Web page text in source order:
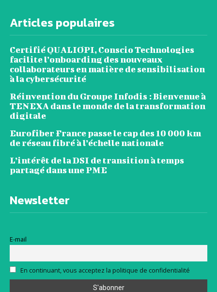
Articles populaires
Certifié QUALIOPI, Conscio Technologies
facilite l’onboarding des nouveaux
collaborateurs en matière de sensibilisation
à la cybersécurité
Réinvention du Groupe Infodis : Bienvenue à
TENEXA dans le monde de la transformation
digitale
Eurofiber France passe le cap des 10 000 km
de réseau fibré à l’échelle nationale
L’intérêt de la DSI de transition à temps
partagé dans une PME
Newsletter
E-mail
En continuant, vous acceptez la politique de confidentialité